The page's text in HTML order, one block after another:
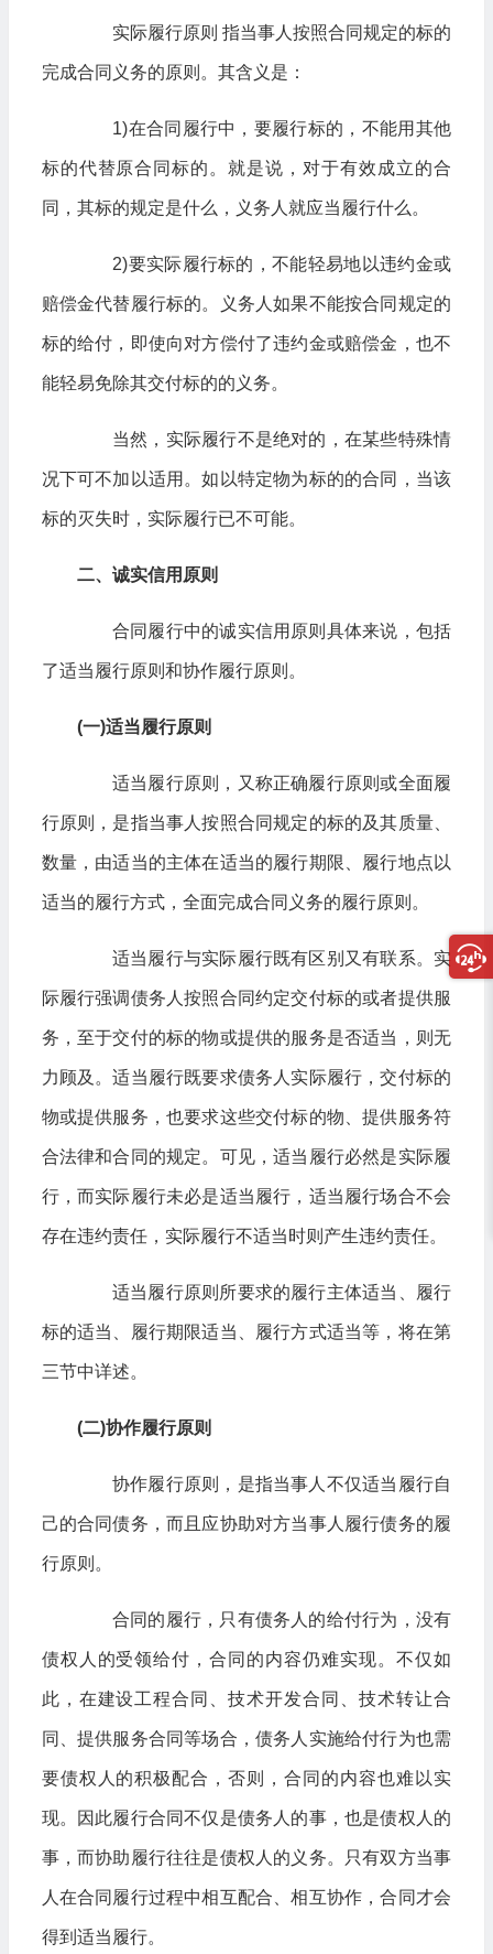
实际履行原则 指当事人按照合同规定的标的
完成合同义务的原则。其含义是：
1)在合同履行中，要履行标的，不能用其他
标的代替原合同标的。就是说，对于有效成立的合
同，其标的规定是什么，义务人就应当履行什么。
2)要实际履行标的，不能轻易地以违约金或
赔偿金代替履行标的。义务人如果不能按合同规定的
标的给付，即使向对方偿付了违约金或赔偿金，也不
能轻易免除其交付标的的义务。
当然，实际履行不是绝对的，在某些特殊情
况下可不加以适用。如以特定物为标的的合同，当该
标的灭失时，实际履行已不可能。
二、诚实信用原则
合同履行中的诚实信用原则具体来说，包括
了适当履行原则和协作履行原则。
(一)适当履行原则
适当履行原则，又称正确履行原则或全面履
行原则，是指当事人按照合同规定的标的及其质量、
数量，由适当的主体在适当的履行期限、履行地点以
适当的履行方式，全面完成合同义务的履行原则。
适当履行与实际履行既有区别又有联系。实
际履行强调债务人按照合同约定交付标的或者提供服
务，至于交付的标的物或提供的服务是否适当，则无
力顾及。适当履行既要求债务人实际履行，交付标的
物或提供服务，也要求这些交付标的物、提供服务符
合法律和合同的规定。可见，适当履行必然是实际履
行，而实际履行未必是适当履行，适当履行场合不会
存在违约责任，实际履行不适当时则产生违约责任。
适当履行原则所要求的履行主体适当、履行
标的适当、履行期限适当、履行方式适当等，将在第
三节中详述。
(二)协作履行原则
协作履行原则，是指当事人不仅适当履行自
己的合同债务，而且应协助对方当事人履行债务的履
行原则。
合同的履行，只有债务人的给付行为，没有
债权人的受领给付，合同的内容仍难实现。不仅如
此，在建设工程合同、技术开发合同、技术转让合
同、提供服务合同等场合，债务人实施给付行为也需
要债权人的积极配合，否则，合同的内容也难以实
现。因此履行合同不仅是债务人的事，也是债权人的
事，而协助履行往往是债权人的义务。只有双方当事
人在合同履行过程中相互配合、相互协作，合同才会
得到适当履行。